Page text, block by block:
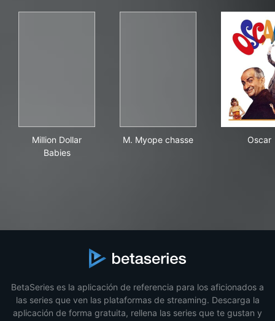
Million Dollar
Babies
M. Myope chasse Oscar
BetaSeries es la aplicación de referencia para los aficionados a
las series que ven las plataformas de streaming. Descarga la
aplicación de forma gratuita, rellena las series que te gustan y